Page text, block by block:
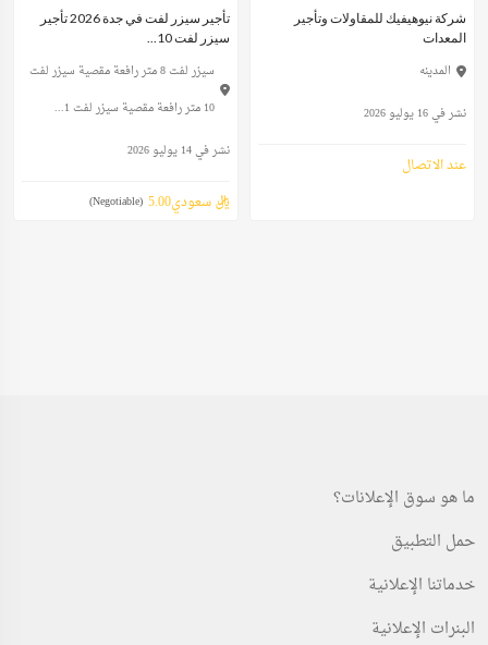
شركة نيوهيفيك للمقاولات وتأجير
المعدات
المدينه
نشر في 16 يوليو 2026
عند الاتصال
تأجير سيزر لفت في جدة 2026 تأجير
سيزر لفت 10...
سيزر لفت 8 متر رافعة مقصية سيزر لفت
10 متر رافعة مقصية سيزر لفت 1...
نشر في 14 يوليو 2026
ريال سعودي5.00 (Negotiable)
ما هو سوق الإعلانات؟
حمل التطبيق
خدماتنا الإعلانية
البنرات الإعلانية